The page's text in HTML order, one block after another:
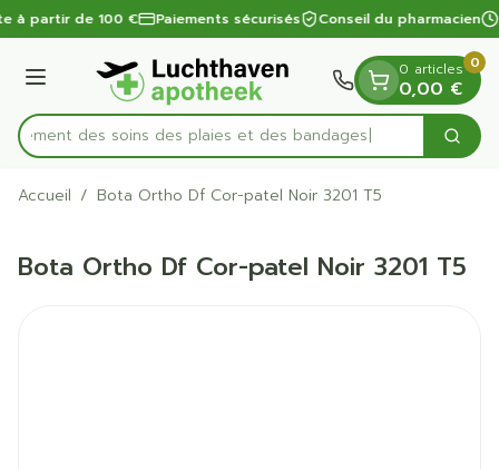
Aller au contenu
1 de 1
à partir de 100 € Paiements sécurisés Conseil du pharmacien
Menu
Rechercherdes soins des plaies et des bandages
0 articles
0,00 €
0
Accueil / Bota Ortho Df Cor-patel Noir 3201 T5
Bota Ortho Df Cor-patel Noir 3201 T5